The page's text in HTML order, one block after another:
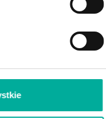
danych osobowych